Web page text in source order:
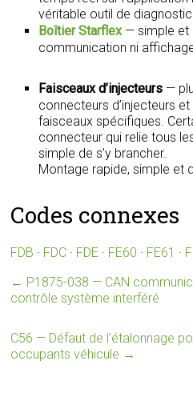
véritable outil de diagnostic
Boîtier Starflex— simple et
communication ni
Faisceaux d’injecteurs —
connecteurs d’injecteurs
faisceaux spécifiques.
connecteur qui relie tous
simple de s’y brancher.
Montage rapide, simple et
Codes connexes
FDB · FDC · FDE · FE60 · FE61 ·
← P1875-038 — CAN
contrôle système interféré
C56 — Défaut de l’étalonnage
occupants véhicule →